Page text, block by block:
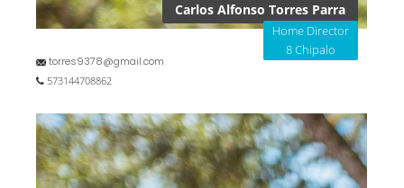
Carlos Alfonso Torres Parra
Home Director
8 Chipalo
torres9378@gmail.com
573144708862